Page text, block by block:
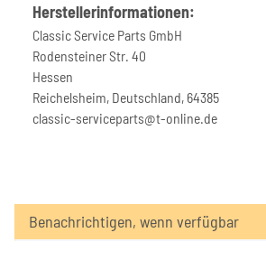
Herstellerinformationen:
Classic Service Parts GmbH
Rodensteiner Str. 40
Hessen
Reichelsheim, Deutschland, 64385
classic-serviceparts@t-online.de
Benachrichtigen, wenn verfügbar